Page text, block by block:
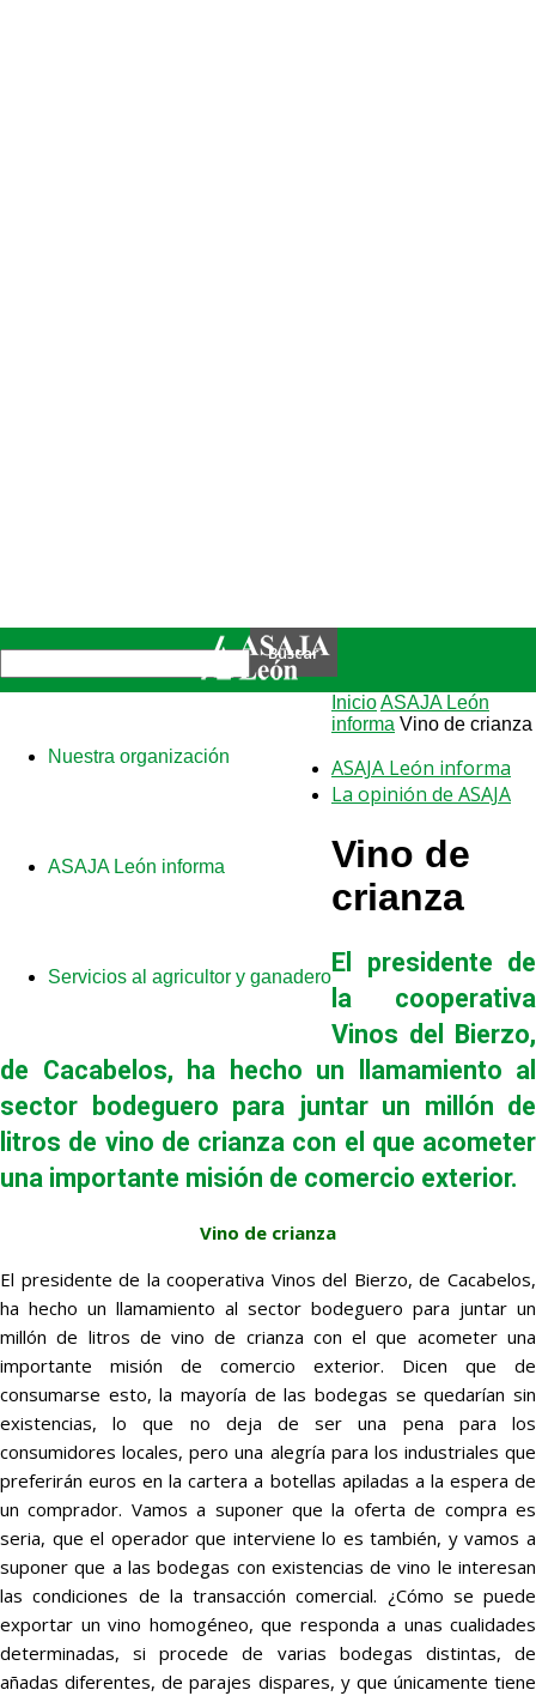
Nuestra organización
ASAJA León informa
Servicios al agricultor y ganadero
InicioASAJA León
informa Vino de crianza
ASAJA León informa
La opinión de ASAJA
Vino de
crianza
El presidente de
la cooperativa
Vinos del Bierzo,
de Cacabelos, ha hecho un llamamiento al
sector bodeguero para juntar un millón de
litros de vino de crianza con el que acometer
una importante misión de comercio exterior.
Vino de crianza
El presidente de la cooperativa Vinos del Bierzo, de Cacabelos,
ha hecho un llamamiento al sector bodeguero para juntar un
millón de litros de vino de crianza con el que acometer una
importante misión de comercio exterior. Dicen que de
consumarse esto, la mayoría de las bodegas se quedarían sin
existencias, lo que no deja de ser una pena para los
consumidores locales, pero una alegría para los industriales que
preferirán euros en la cartera a botellas apiladas a la espera de
un comprador. Vamos a suponer que la oferta de compra es
seria, que el operador que interviene lo es también, y vamos a
suponer que a las bodegas con existencias de vino le interesan
las condiciones de la transacción comercial. ¿Cómo se puede
exportar un vino homogéneo, que responda a unas cualidades
determinadas, si procede de varias bodegas distintas, de
añadas diferentes, de parajes dispares, y que únicamente tiene